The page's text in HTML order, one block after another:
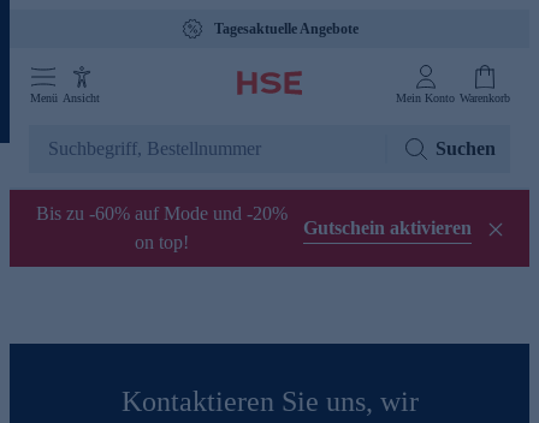
Tagesaktuelle Angebote
Menü Ansicht Mein Konto Warenkorb
Suchen
Bis zu -60% auf Mode und -20%
on top!
Gutschein aktivieren
Kontaktieren Sie uns, wir